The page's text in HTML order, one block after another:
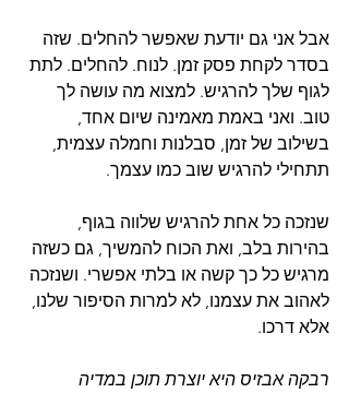
אבל אני גם יודעת שאפשר להחלים. שזה
בסדר לקחת פסק זמן. לנוח. להחלים. לתת
לגוף שלך להרגיש. למצוא מה עושה לך
טוב. ואני באמת מאמינה שיום אחד,
בשילוב של זמן, סבלנות וחמלה עצמית,
תתחילי להרגיש שוב כמו עצמך.
שנזכה כל אחת להרגיש שלווה בגוף,
בהירות בלב, ואת הכוח להמשיך, גם כשזה
מרגיש כל כך קשה או בלתי אפשרי. ושנזכה
לאהוב את עצמנו, לא למרות הסיפור שלנו,
אלא דרכו.
רבקה אבזיס היא יוצרת תוכן במדיה